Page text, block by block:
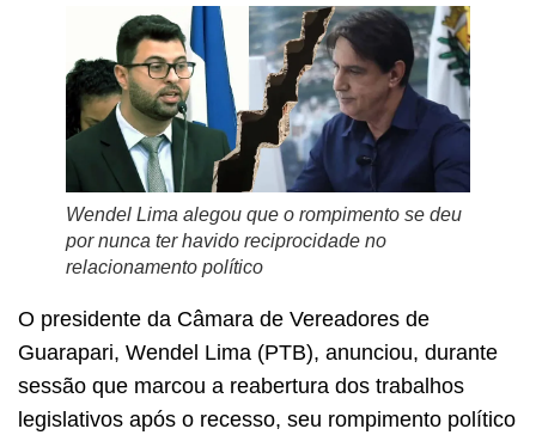
Wendel Lima alegou que o rompimento se deu
por nunca ter havido reciprocidade no
relacionamento político
O presidente da Câmara de Vereadores de
Guarapari, Wendel Lima (PTB), anunciou, durante
sessão que marcou a reabertura dos trabalhos
legislativos após o recesso, seu rompimento político